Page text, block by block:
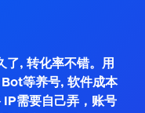
了, 转化率不错。用
等养号, 软件成本
需要自己弄，账号